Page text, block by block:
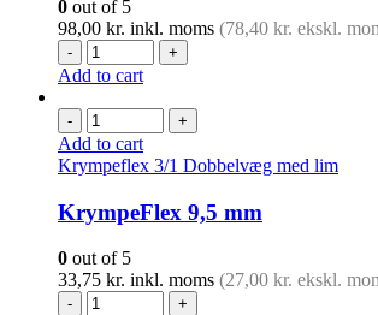
0 out of 5
98,00 kr. inkl. moms (78,40 kr. ekskl.
- +
Add to cart
- +
Add to cart
Krympeflex 3/1 Dobbelvæg med lim
KrympeFlex 9,5 mm
0 out of 5
33,75 kr. inkl. moms (27,00 kr. ekskl.
- +